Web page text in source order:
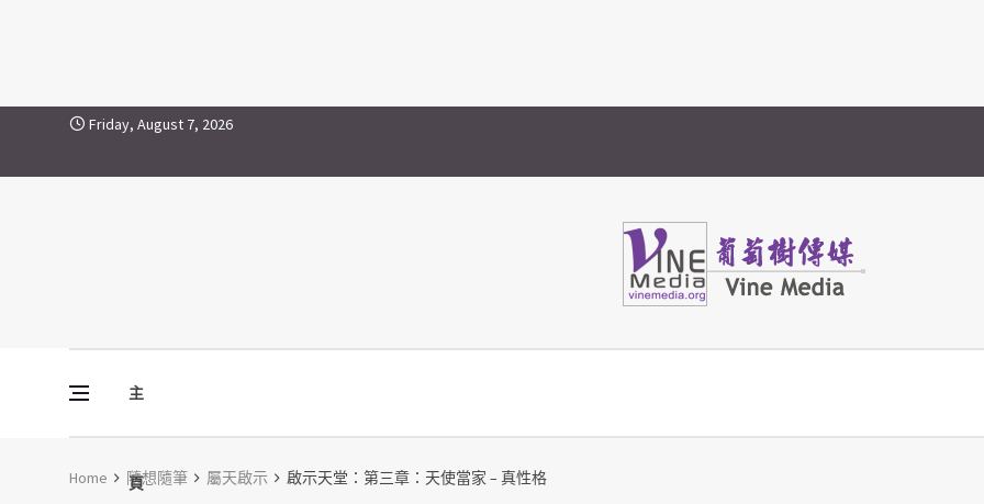
Skip to contentFriday, August 7, 2026
主
頁
Vine Media
葡萄樹傳媒
Home 隨想隨筆 屬天啟示 啟示天堂：第三章：天使當家 – 真性格